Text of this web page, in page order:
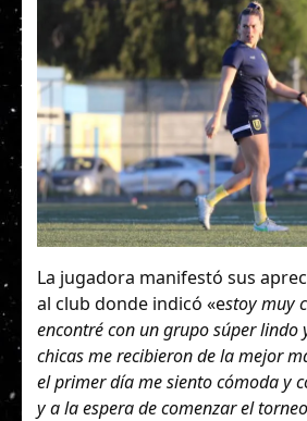
La jugadora manifestó sus
al club donde indicó «estoy muy
encontré con un grupo súper lindo
chicas me recibieron de la mejor
el primer día me siento cómoda y
y a la espera de comenzar el